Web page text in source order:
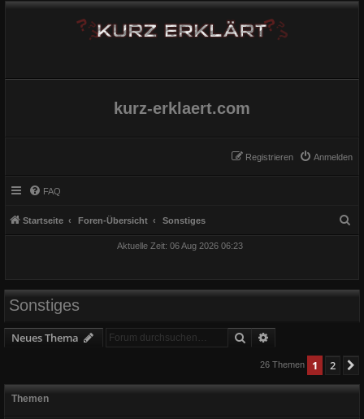
kurz-erklaert.com
Anmelden
Registrieren
FAQ
Startseite Foren-Übersicht Sonstiges
Aktuelle Zeit: 06 Aug 2026 06:23
Sonstiges
Neues Thema Suche
26 Themen 1 2
Themen